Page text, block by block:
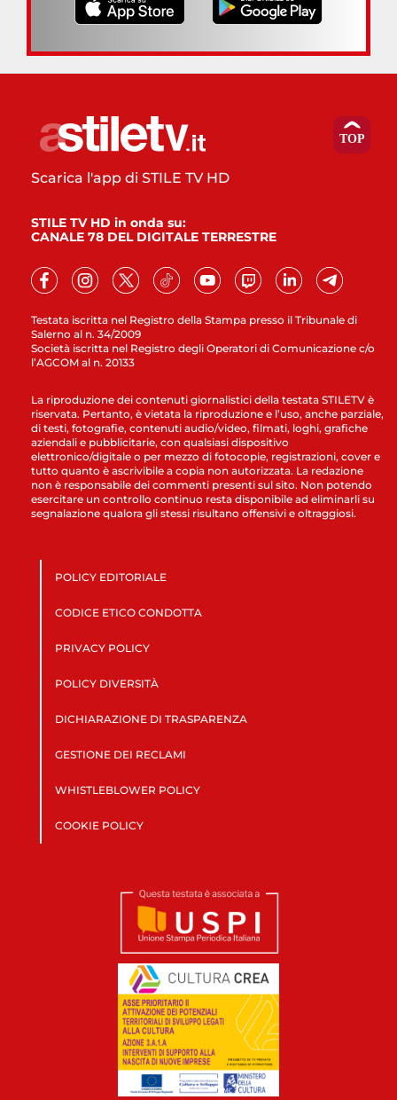
Testata iscritta nel Registro della Stampa presso il Tribunale di
Salerno al n. 34/2009
Società iscritta nel Registro degli Operatori di Comunicazione c/o
l’AGCOM al n. 20133
Scarica l'app di STILE TV HD
STILE TV HD in onda su:
CANALE 78 DEL DIGITALE TERRESTRE
La riproduzione dei contenuti giornalistici della testata STILETV è
riservata. Pertanto, è vietata la riproduzione e l’uso, anche parziale,
di testi, fotografie, contenuti audio/video, filmati, loghi, grafiche
aziendali e pubblicitarie, con qualsiasi dispositivo
elettronico/digitale o per mezzo di fotocopie, registrazioni, cover e
tutto quanto è ascrivibile a copia non autorizzata. La redazione
non è responsabile dei commenti presenti sul sito. Non potendo
esercitare un controllo continuo resta disponibile ad eliminarli su
segnalazione qualora gli stessi risultano offensivi e oltraggiosi.
POLICY EDITORIALE
CODICE ETICO CONDOTTA
PRIVACY POLICY
POLICY DIVERSITÀ
DICHIARAZIONE DI TRASPARENZA
GESTIONE DEI RECLAMI
WHISTLEBLOWER POLICY
COOKIE POLICY